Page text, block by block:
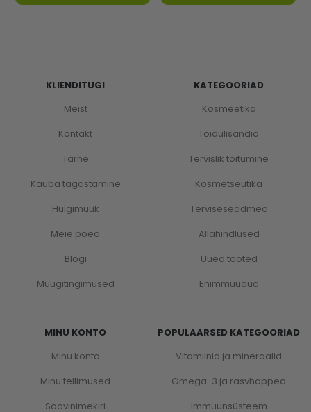
KLIENDITUGI
Meist
Kontakt
Tarne
Kauba tagastamine
Hulgimüük
Meie poed
Blogi
Müügitingimused
MINU KONTO
Minu konto
Minu tellimused
Soovinimekiri
KATEGOORIAD
Kosmeetika
Toidulisandid
Tervislik toitumine
Kosmetseutika
Terviseseadmed
Allahindlused
Uued tooted
Enimmüüdud
POPULAARSED KATEGOORIAD
Vitamiinid ja mineraalid
Omega-3 ja rasvhapped
Immuunsüsteem